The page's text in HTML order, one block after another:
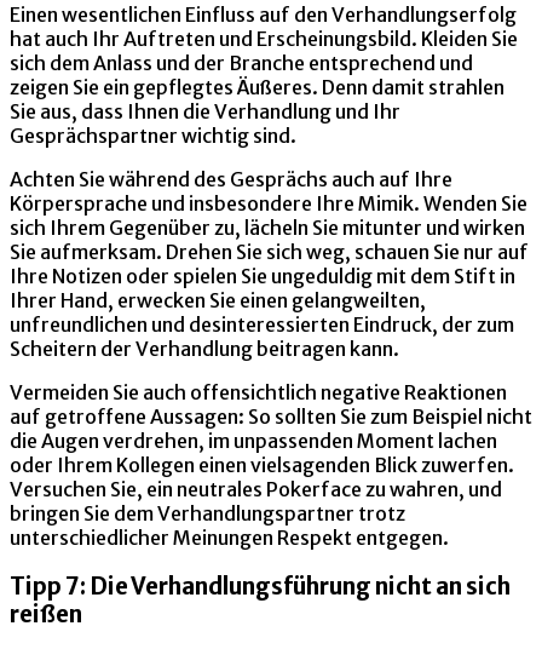
Einen wesentlichen Einfluss auf den Verhandlungserfolg
hat auch Ihr Auftreten und Erscheinungsbild. Kleiden Sie
sich dem Anlass und der Branche entsprechend und
zeigen Sie ein gepflegtes Äußeres. Denn damit strahlen
Sie aus, dass Ihnen die Verhandlung und Ihr
Gesprächspartner wichtig sind.
Achten Sie während des Gesprächs auch auf Ihre
Körpersprache und insbesondere Ihre Mimik. Wenden Sie
sich Ihrem Gegenüber zu, lächeln Sie mitunter und wirken
Sie aufmerksam. Drehen Sie sich weg, schauen Sie nur auf
Ihre Notizen oder spielen Sie ungeduldig mit dem Stift in
Ihrer Hand, erwecken Sie einen gelangweilten,
unfreundlichen und desinteressierten Eindruck, der zum
Scheitern der Verhandlung beitragen kann.
Vermeiden Sie auch offensichtlich negative Reaktionen
auf getroffene Aussagen: So sollten Sie zum Beispiel nicht
die Augen verdrehen, im unpassenden Moment lachen
oder Ihrem Kollegen einen vielsagenden Blick zuwerfen.
Versuchen Sie, ein neutrales Pokerface zu wahren, und
bringen Sie dem Verhandlungspartner trotz
unterschiedlicher Meinungen Respekt entgegen.
Tipp 7: Die Verhandlungsführung nicht an sich
reißen